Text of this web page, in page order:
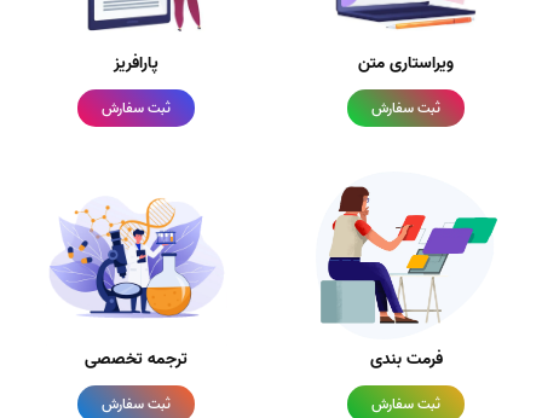
ویراستاری متن
ثبت سفارش
پارافریز
ثبت سفارش
فرمت بندی
ثبت سفارش
ترجمه تخصصی
ثبت سفارش